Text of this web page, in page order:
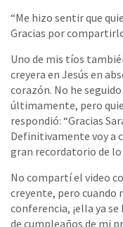
“Me hizo sentir que
Gracias por
Uno de mis tíos
creyera en Jesús en
corazón. No he
últimamente, pero
respondió: “Gracias
Definitivamente voy a
gran recordatorio de lo
No compartí el video
creyente, pero cuando
conferencia, ¡ella ya
de cumpleaños de mi